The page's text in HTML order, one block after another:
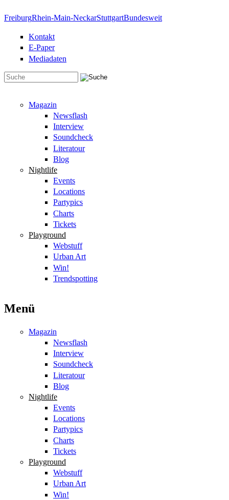
FreiburgRhein-Main-NeckarStuttgartBundesweit
Kontakt
E-Paper
Mediadaten
Magazin
Newsflash
Interview
Soundcheck
Literatour
Blog
Nightlife
Events
Locations
Partypics
Charts
Tickets
Playground
Webstuff
Urban Art
Win!
Trendspotting
Menü
Magazin
Newsflash
Interview
Soundcheck
Literatour
Blog
Nightlife
Events
Locations
Partypics
Charts
Tickets
Playground
Webstuff
Urban Art
Win!